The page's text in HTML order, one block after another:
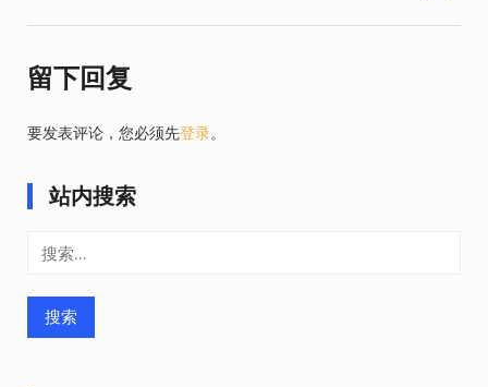
留下回复
要发表评论，您必须先登录。
站内搜索